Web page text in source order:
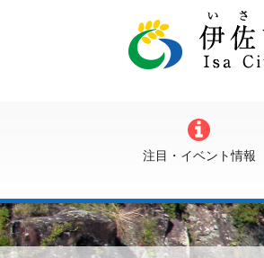
注目・イベント情報